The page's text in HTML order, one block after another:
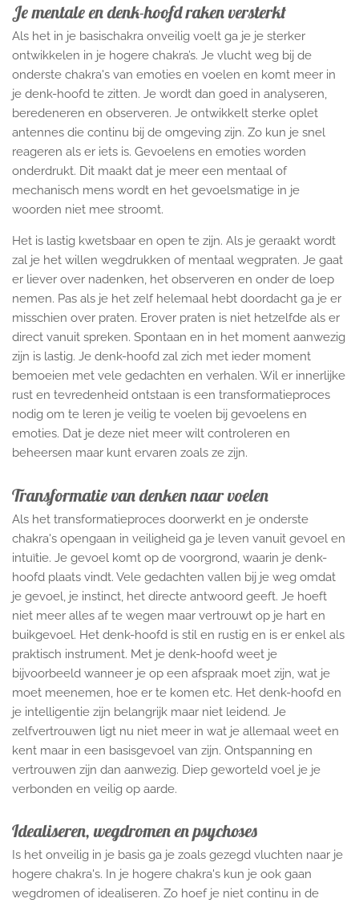
Je mentale en denk-hoofd raken versterkt
Als het in je basischakra onveilig voelt ga je je sterker
ontwikkelen in je hogere chakra’s. Je vlucht weg bij de
onderste chakra's van emoties en voelen en komt meer in
je denk-hoofd te zitten. Je wordt dan goed in analyseren,
beredeneren en observeren. Je ontwikkelt sterke oplet
antennes die continu bij de omgeving zijn. Zo kun je snel
reageren als er iets is. Gevoelens en emoties worden
onderdrukt. Dit maakt dat je meer een mentaal of
mechanisch mens wordt en het gevoelsmatige in je
woorden niet mee stroomt.
Het is lastig kwetsbaar en open te zijn. Als je geraakt wordt
zal je het willen wegdrukken of mentaal wegpraten. Je gaat
er liever over nadenken, het observeren en onder de loep
nemen. Pas als je het zelf helemaal hebt doordacht ga je er
misschien over praten. Erover praten is niet hetzelfde als er
direct vanuit spreken. Spontaan en in het moment aanwezig
zijn is lastig. Je denk-hoofd zal zich met ieder moment
bemoeien met vele gedachten en verhalen. Wil er innerlijke
rust en tevredenheid ontstaan is een transformatieproces
nodig om te leren je veilig te voelen bij gevoelens en
emoties. Dat je deze niet meer wilt controleren en
beheersen maar kunt ervaren zoals ze zijn.
Transformatie van denken naar voelen
Als het transformatieproces doorwerkt en je onderste
chakra's opengaan in veiligheid ga je leven vanuit gevoel en
intuïtie. Je gevoel komt op de voorgrond, waarin je denk-
hoofd plaats vindt. Vele gedachten vallen bij je weg omdat
je gevoel, je instinct, het directe antwoord geeft. Je hoeft
niet meer alles af te wegen maar vertrouwt op je hart en
buikgevoel. Het denk-hoofd is stil en rustig en is er enkel als
praktisch instrument. Met je denk-hoofd weet je
bijvoorbeeld wanneer je op een afspraak moet zijn, wat je
moet meenemen, hoe er te komen etc. Het denk-hoofd en
je intelligentie zijn belangrijk maar niet leidend. Je
zelfvertrouwen ligt nu niet meer in wat je allemaal weet en
kent maar in een basisgevoel van zijn. Ontspanning en
vertrouwen zijn dan aanwezig. Diep geworteld voel je je
verbonden en veilig op aarde.
Idealiseren, wegdromen en psychoses
Is het onveilig in je basis ga je zoals gezegd vluchten naar je
hogere chakra's. In je hogere chakra's kun je ook gaan
wegdromen of idealiseren. Zo hoef je niet continu in de